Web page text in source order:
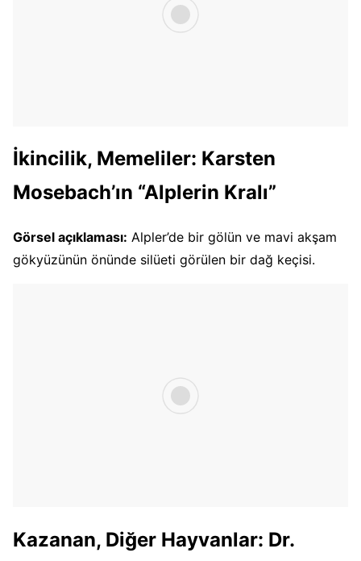
İkincilik, Memeliler: Karsten
Mosebach’ın “Alplerin Kralı”
Görsel açıklaması: Alpler’de bir gölün ve mavi akşam
gökyüzünün önünde silüeti görülen bir dağ keçisi.
Kazanan, Diğer Hayvanlar: Dr.